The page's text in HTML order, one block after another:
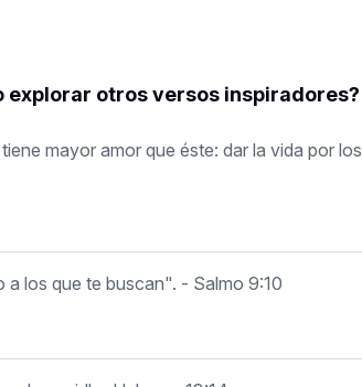
explorar otros versos inspiradores?
mayor amor que éste: dar la vida por los
los que te buscan". - Salmo 9:10